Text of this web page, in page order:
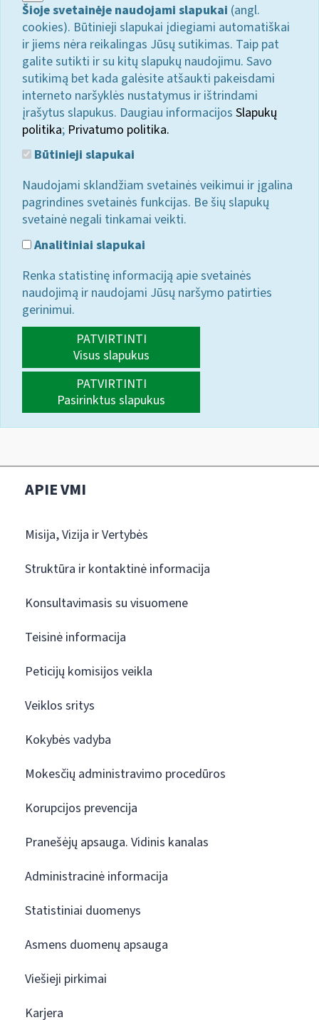
Šioje svetainėje naudojami slapukai (angl.
cookies). Būtinieji slapukai įdiegiami automatiškai
ir jiems nėra reikalingas Jūsų sutikimas. Taip pat
galite sutikti ir su kitų slapukų naudojimu. Savo
sutikimą bet kada galėsite atšaukti pakeisdami
interneto naršyklės nustatymus ir ištrindami
įrašytus slapukus. Daugiau informacijos Slapukų
politika; Privatumo politika.
Būtinieji slapukai
Naudojami sklandžiam svetainės veikimui ir įgalina
pagrindines svetainės funkcijas. Be šių slapukų
svetainė negali tinkamai veikti.
Analitiniai slapukai
Renka statistinę informaciją apie svetainės
naudojimą ir naudojami Jūsų naršymo patirties
gerinimui.
PATVIRTINTI
Visus slapukus
PATVIRTINTI
Pasirinktus slapukus
APIE VMI
Misija, Vizija ir Vertybės
Struktūra ir kontaktinė informacija
Konsultavimasis su visuomene
Teisinė informacija
Peticijų komisijos veikla
Veiklos sritys
Kokybės vadyba
Mokesčių administravimo procedūros
Korupcijos prevencija
Pranešėjų apsauga. Vidinis kanalas
Administracinė informacija
Statistiniai duomenys
Asmens duomenų apsauga
Viešieji pirkimai
Karjera